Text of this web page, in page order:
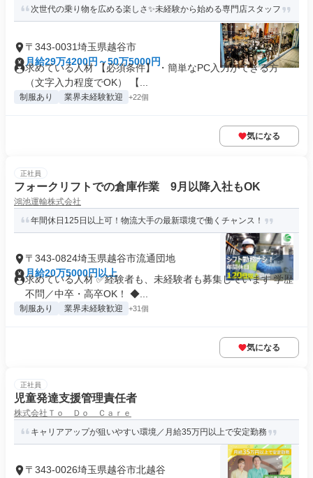
次世代の乗り物を広める楽しさ✨未経験から始める専門店スタッフ
〒343-0031埼玉県越谷市
月給29万4200円～50万5000円
求めている人材 【必須条件】 ・簡単なPC入力ができる方
（文字入力程度でOK） 【...
制服あり 業界未経験歓迎 +22個
気になる
正社員
フォークリフトでの倉庫作業 9月以降入社もOK
鴻池運輸株式会社
年間休日125日以上可！物流大手の最新環境で働くチャンス！
〒343-0824埼玉県越谷市流通団地
月給20万5000円以上
求めている人材 ✅経験者も、未経験者も募集しています 学歴
不問／中卒・高卒OK！ ◆...
制服あり 業界未経験歓迎 +31個
気になる
正社員
児童発達支援管理責任者
株式会社Ｔｏ Ｄｏ Ｃａｒｅ
キャリアアップが狙いやすい環境／月給35万円以上で安定勤務
〒343-0026埼玉県越谷市北越谷